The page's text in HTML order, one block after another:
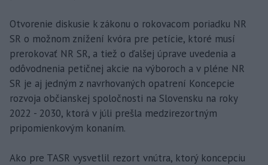
Otvorenie diskusie k zákonu o rokovacom poriadku NR
SR o možnom znížení kvóra pre petície, ktoré musí
prerokovať NR SR, a tiež o ďalšej úprave uvedenia a
odôvodnenia petičnej akcie na výboroch a v pléne NR
SR je aj jedným z navrhovaných opatrení Koncepcie
rozvoja občianskej spoločnosti na Slovensku na roky
2022 - 2030, ktorá v júli prešla medzirezortným
pripomienkovým konaním.
Ako pre TASR vysvetlil rezort vnútra, ktorý koncepciu